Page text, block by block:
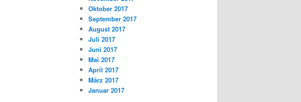
Oktober 2017
September 2017
August 2017
Juli 2017
Juni 2017
Mai 2017
April 2017
März 2017
Januar 2017